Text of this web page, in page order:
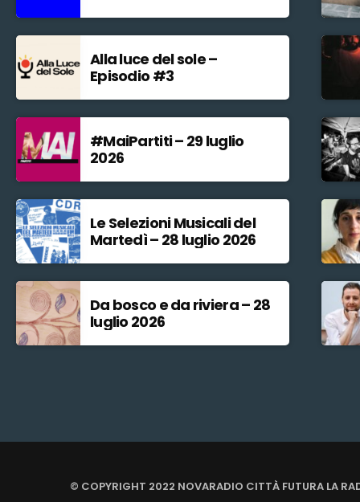
Alla luce del sole –
Episodio #3
#MaiPartiti – 29 luglio
2026
Le Selezioni Musicali del
Martedì – 28 luglio 2026
Da bosco e da riviera – 28
luglio 2026
© COPYRIGHT 2022 NOVARADIO CITTÀ FUTURA LA